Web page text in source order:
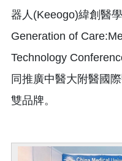
器人(Keeogo)緯創醫
Generation of
Technology
同推廣中醫大附醫國
雙品牌。